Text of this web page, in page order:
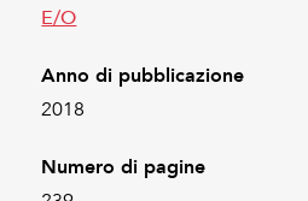
E/O
Anno di pubblicazione
2018
Numero di pagine